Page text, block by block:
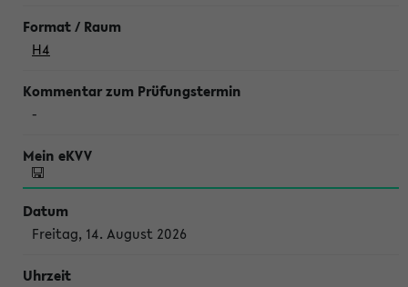
H4
-
Freitag, 14. August 2026